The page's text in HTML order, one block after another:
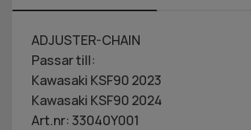
ADJUSTER-CHAIN
Passar till:
Kawasaki KSF90 2023
Kawasaki KSF90 2024
Art.nr: 33040Y001